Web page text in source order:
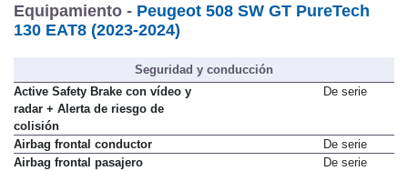
Equipamiento - Peugeot 508 SW GT PureTech
130 EAT8 (2023-2024)
Seguridad y conducción
Active Safety Brake con vídeo y
radar + Alerta de riesgo de
colisión
De serie
Airbag frontal conductor
De serie
Airbag frontal pasajero
De serie